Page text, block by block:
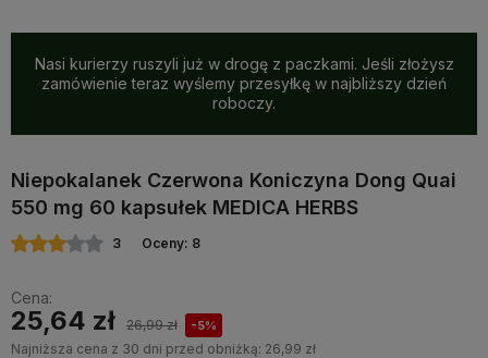
Nasi kurierzy ruszyli już w drogę z paczkami. Jeśli złożysz
zamówienie teraz wyślemy przesyłkę w najbliższy dzień
roboczy.
Niepokalanek Czerwona Koniczyna Dong Quai
550 mg 60 kapsułek MEDICA HERBS
3 Oceny: 8
Cena:
25,64 zł 26,99 zł -5%
Najniższa cena z 30 dni przed obniżką: 26,99 zł